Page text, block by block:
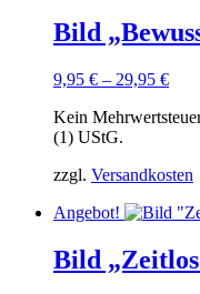
Bild
9,95 € – 29,95 €
Kein
(1) UStG.
zzgl. Versandkosten
Angebot!
Bild